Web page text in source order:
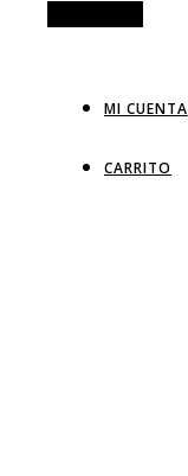
MI CUENTA
CARRITO